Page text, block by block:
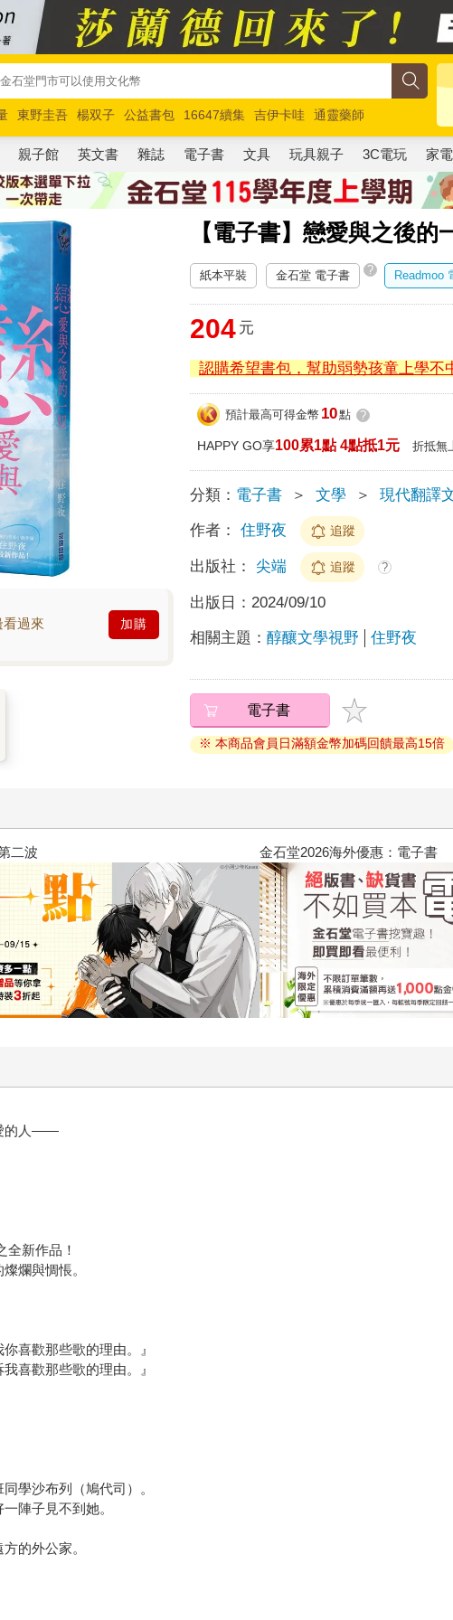
東野圭吾 楊双子 公益書包 16647續集 吉伊卡哇
通靈藥師
奧德賽 路邊攤新作 馬斯克 玩具總動員5 超慢跑
親子館 英文書 雜誌 電子書 文具 玩具親子 3C電玩 家電
【電子書】戀愛與之後
過來 加購
紙本平裝 金石堂 電子書 ? Readmoo
204 元
認購希望書包，幫助弱勢孩童上學不
預計最高可得金幣 10點 ?
HAPPY GO享100累1點 4點抵1元 折抵無
分類： 電子書 ＞ 文學 ＞ 現代翻譯
作者： 住野夜 追蹤
出版社： 尖端 追蹤 ?
出版日： 2024/09/10
相關主題：醇釀文學視野 住野夜
電子書
※ 本商品會員日滿額金幣加碼回饋最高15倍
2026金石堂暑假漫博〈你好，我
的人——
全新作品！
爛與惆悵。
喜歡那些歌的理由。』
喜歡那些歌的理由。』
學沙布列（鳩代司）。
陣子見不到她。
的外公家。